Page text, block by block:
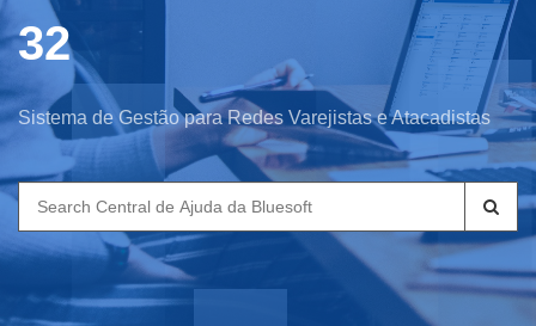
32
Sistema de Gestão para Redes Varejistas e Atacadistas
Search
for: